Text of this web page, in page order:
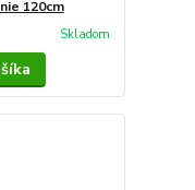
120cm
Skladom